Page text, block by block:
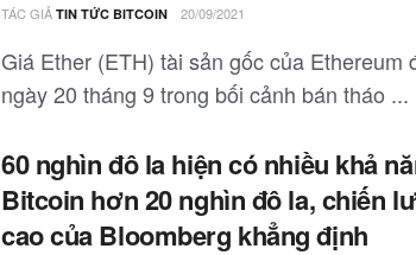
TÁC GIẢ TIN TỨC BITCOIN 20/09/2021
Giá Ether (ETH) tài sản gốc của Ethereum
ngày 20 tháng 9 trong bối cảnh bán tháo ...
60 nghìn đô la hiện có nhiều khả
Bitcoin hơn 20 nghìn đô la, chiến
cao của Bloomberg khẳng định